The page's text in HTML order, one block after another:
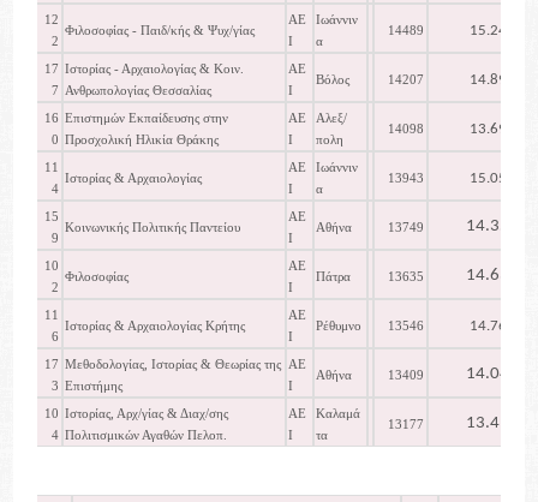
12
2
Φιλοσοφίας - Παιδ/κής & Ψυχ/γίας
ΑΕ
Ι
Ιωάννιν
α
14489 15.248
17
7
Ιστορίας - Αρχαιολογίας & Κοιν.
Ανθρωπολογίας Θεσσαλίας
ΑΕ
Ι
Βόλος 14207 14.894
16
0
Επιστημών Εκπαίδευσης στην
Προσχολική Ηλικία Θράκης
ΑΕ
Ι
Αλεξ/
πολη
14098 13.697
11
4
Ιστορίας & Αρχαιολογίας
ΑΕ
Ι
Ιωάννιν
α
13943 15.054
15
9
Κοινωνικής Πολιτικής Παντείου
ΑΕ
Ι
Αθήνα 13749 14.357
10
2
Φιλοσοφίας
ΑΕ
Ι
Πάτρα 13635 14.630
11
6
Ιστορίας & Αρχαιολογίας Κρήτης
ΑΕ
Ι
Ρέθυμνο 13546 14.767
17
3
Μεθοδολογίας, Ιστορίας & Θεωρίας της
Επιστήμης
ΑΕ
Ι
Αθήνα 13409 14.046
10
4
Ιστορίας, Αρχ/γίας & Διαχ/σης
Πολιτισμικών Αγαθών Πελοπ.
ΑΕ
Ι
Καλαμά
τα
13177 13.415